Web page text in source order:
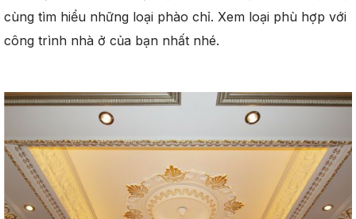
cùng tìm hiểu những loại phào chỉ. Xem loại phù hợp với
công trình nhà ở của bạn nhất nhé.